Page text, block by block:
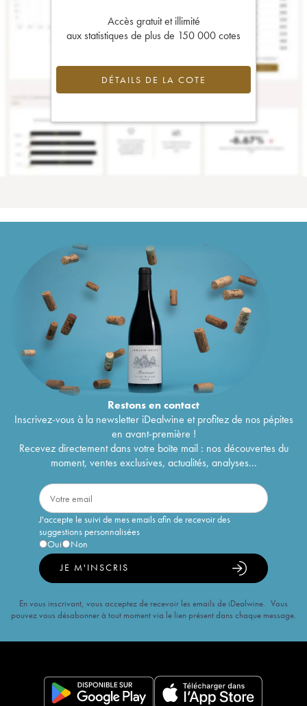
Accès gratuit et illimité
aux statistiques de plus de 150 000 cotes
DÉTAILS DE LA COTE
Restons encontact
Inscrivez-vous à la newsletter iDealwine et profitez de nos pépites
en avant-première !
Recevez directement dans votre boîte mail : nos découvertes du
moment, ventes exclusives, actualités, analyses...
J'accepte le suivi de mes emails afin de recevoir des
suggestions personnalisées
Oui
Non
JE M'INSCRIS
En vous inscrivant, vous acceptez de recevoir les emails de iDealwine. Vous
pouvez vous désabonner à tout moment via le lien présent dans chaque message.